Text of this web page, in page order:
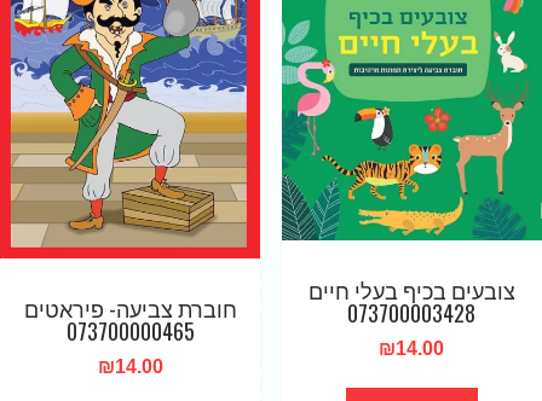
צובעים בכיף בעלי חיים
073700003428
₪14.00
חוברת צביעה- פיראטים
073700000465
₪14.00